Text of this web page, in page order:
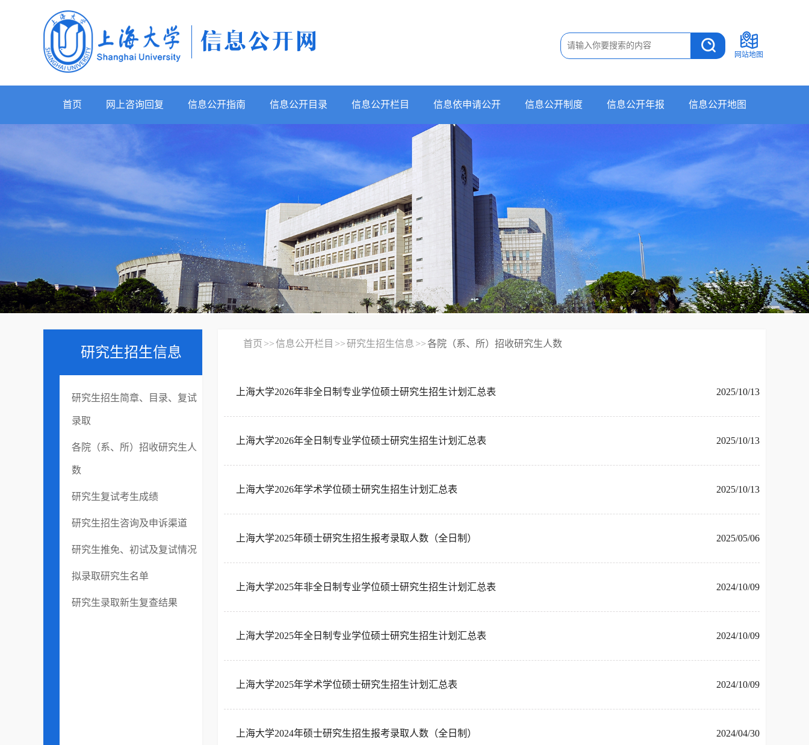
网站地图
首页 网上咨询回复 信息公开指南 信息公开目录 信息公开栏目 信息依申请公开 信息公开制度 信息公开年报 信息公开地图
研究生招生信息
研究生招生简章、目录、复试
录取
各院（系、所）招收研究生人
数
研究生复试考生成绩
研究生招生咨询及申诉渠道
研究生推免、初试及复试情况
拟录取研究生名单
研究生录取新生复查结果
首页 >>信息公开栏目 >>研究生招生信息 >>各院（系、所）招收研究生人数
上海大学2026年非全日制专业学位硕士研究生招生计划汇总表 2025/10/13
上海大学2026年全日制专业学位硕士研究生招生计划汇总表 2025/10/13
上海大学2026年学术学位硕士研究生招生计划汇总表 2025/10/13
上海大学2025年硕士研究生招生报考录取人数（全日制） 2025/05/06
上海大学2025年非全日制专业学位硕士研究生招生计划汇总表 2024/10/09
上海大学2025年全日制专业学位硕士研究生招生计划汇总表 2024/10/09
上海大学2025年学术学位硕士研究生招生计划汇总表 2024/10/09
上海大学2024年硕士研究生招生报考录取人数（全日制） 2024/04/30